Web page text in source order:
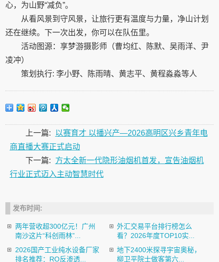
心，为山野“减负”。
从看风景到守风景，让旅行更有温度与力量，净山计划
还在继续。下一次出发，你可以在队伍里。
活动图源：享梦游摄影师（曹均红、陈默、吴雨洋、尹
凌冲）
策划执行: 李小野、陈雨晴、黄志平、黄程淼淼等人
上一篇:
以赛育才 以播兴产—2026高明区兴乡青年电
商直播大赛正式启动
下一篇:
方太全新一代隐形油烟机首发，宣告油烟机
行业正式迈入主动智慧时代
发布时间:
两年营收超300亿元！广州
南沙这片“科创雨林”...
外汇交易平台排行榜怎么
看？2026年度TOP10实...
2026国产工业纯水设备厂家
排名推荐：RO反渗透...
地下2400米探寻宇宙奥秘，
柳卫平院士做客第六...